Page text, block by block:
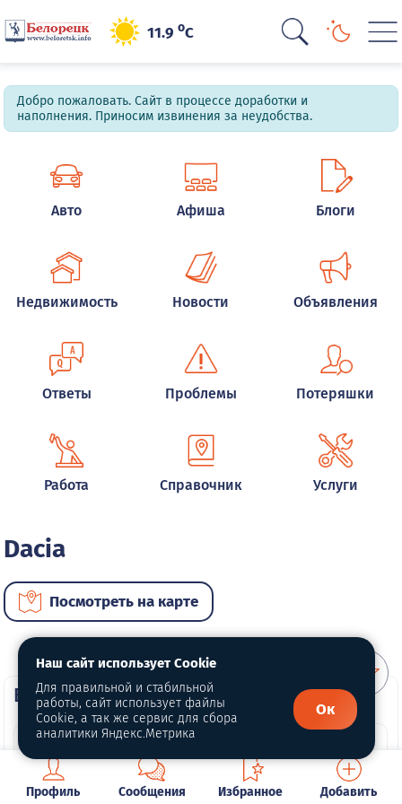
11.9oC
Добро пожаловать. Сайт в процессе доработки и
наполнения. Приносим извинения за неудобства.
Авто Афиша Блоги
Недвижимость Новости Объявления
Ответы Проблемы Потеряшки
Работа Справочник Услуги
Dacia
Посмотреть на карте
ВИП автомобили
Профиль Сообщения Избранное Добавить
Наш сайт использует Cookie
Для правильной и стабильной
работы, сайт использует файлы
Cookie, а так же сервис для сбора
аналитики Яндекс.Метрика
Ок